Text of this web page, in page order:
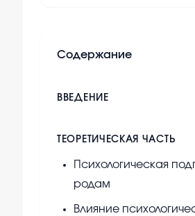
Содержание
ВВЕДЕНИЕ
ТЕОРЕТИЧЕСКАЯ ЧАСТЬ
Психологическая
родам
Влияние